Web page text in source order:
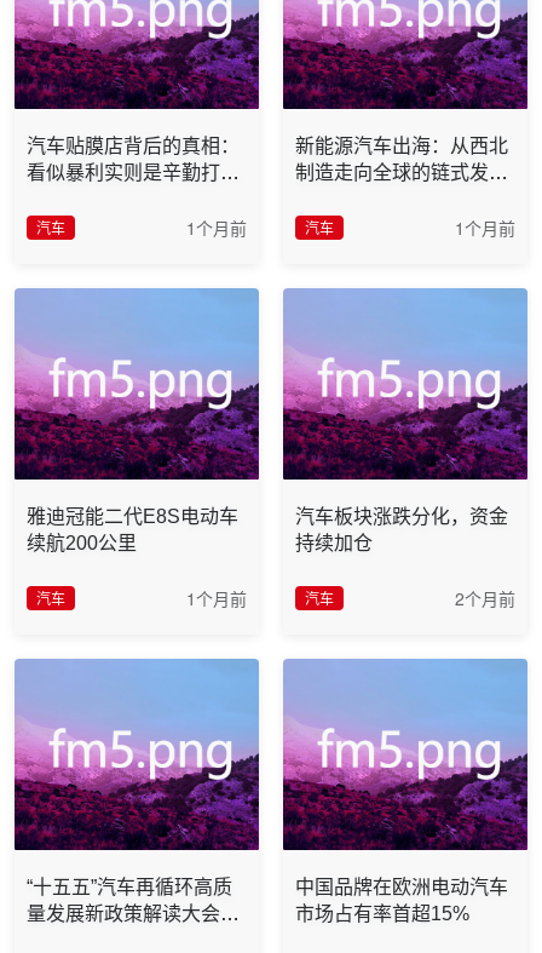
汽车贴膜店背后的真相：
看似暴利实则是辛勤打工
汽车
1个月前
新能源汽车出海：从西北
制造走向全球的链式发展
汽车
1个月前
雅迪冠能二代E8S电动车
续航200公里
汽车 1个月前
汽车板块涨跌分化，资金
持续加仓
汽车 2个月前
“十五五”汽车再循环高质
量发展新政策解读大会在
中国品牌在欧洲电动汽车
市场占有率首超15%